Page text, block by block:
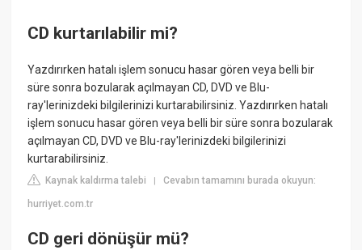
CD kurtarılabilir mi?
Yazdırırken hatalı işlem sonucu hasar gören veya belli bir
süre sonra bozularak açılmayan CD, DVD ve Blu-
ray'lerinizdeki bilgilerinizi kurtarabilirsiniz. Yazdırırken hatalı
işlem sonucu hasar gören veya belli bir süre sonra bozularak
açılmayan CD, DVD ve Blu-ray'lerinizdeki bilgilerinizi
kurtarabilirsiniz.
Kaynak kaldırma talebi |Cevabın tamamını burada okuyun:
hurriyet.com.tr
CD geri dönüşür mü?